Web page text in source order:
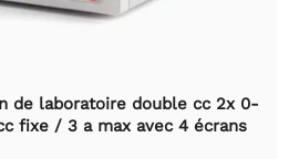
de laboratoire double cc 2x 0-
fixe / 3 a max avec 4 écrans